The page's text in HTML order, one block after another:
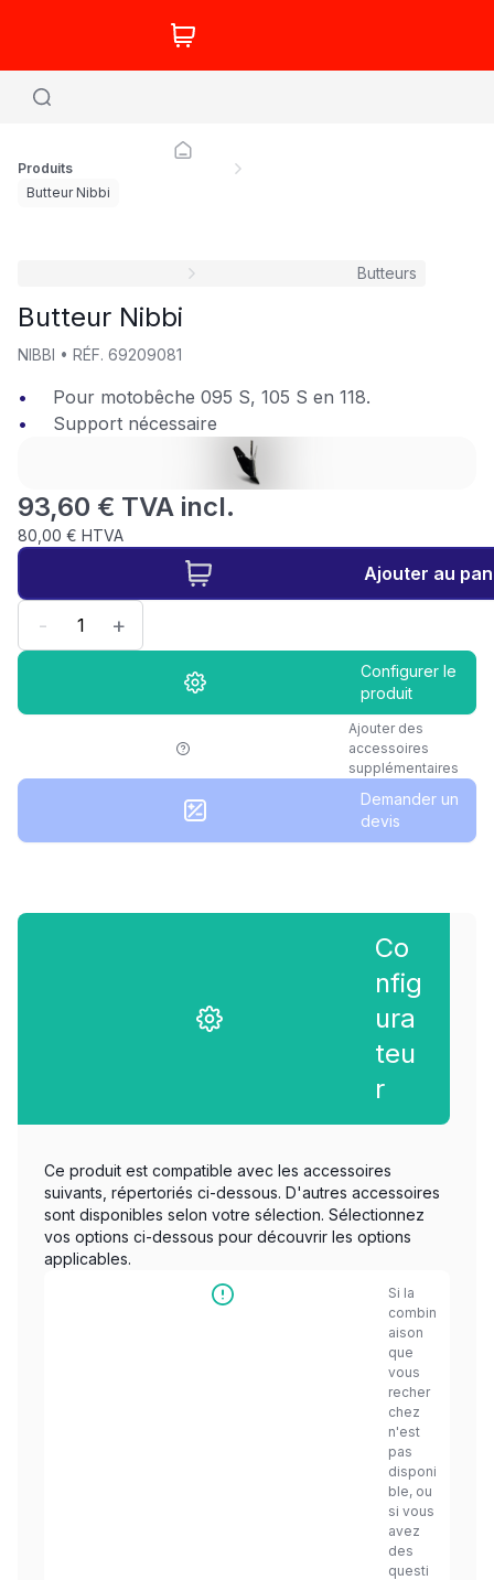
Produits
Butteur Nibbi
Butteurs
Butteur Nibbi
NIBBI • RÉF. 69209081
Pour motobêche 095 S, 105 S en 118.
Support nécessaire
93,60 € TVA incl.
80,00 € HTVA
Ajouter au
- +
Configurer le
produit
Ajouter des
accessoires
supplémentaires
Demander un
devis
Co
nfig
ura
teu
r
Ce produit est compatible avec les accessoires
suivants, répertoriés ci-dessous. D'autres accessoires
sont disponibles selon votre sélection. Sélectionnez
vos options ci-dessous pour découvrir les options
applicables.
Si la
combin
aison
que
vous
recher
chez
n'est
pas
disponi
ble, ou
si vous
avez
des
questi